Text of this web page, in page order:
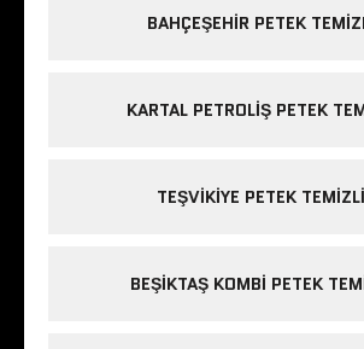
BAHÇEŞEHIR PETEK
KARTAL PETROLIŞ PETEK
TEŞVIKIYE PETEK
BEŞIKTAŞ KOMBI PETEK